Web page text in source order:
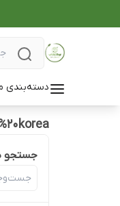
دسته‌بندی
جستجو